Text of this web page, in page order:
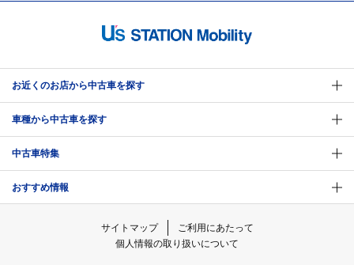
お近くのお店から中古車を探す
車種から中古車を探す
中古車特集
おすすめ情報
サイトマップ
ご利用にあたって
個人情報の取り扱いについて